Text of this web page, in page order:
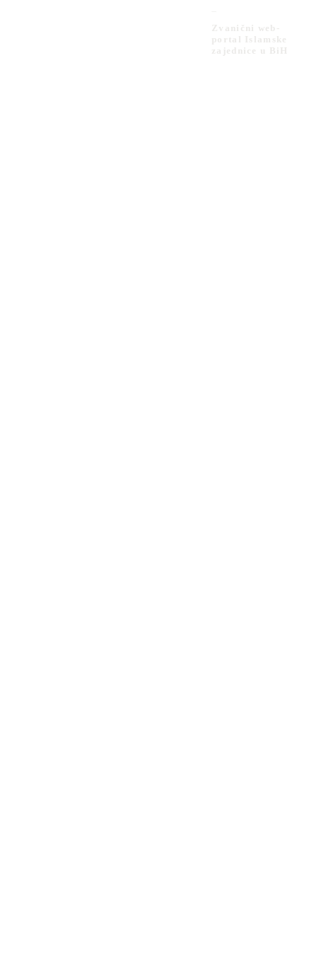
Zvanični web-
portal Islamske
zajednice u BiH